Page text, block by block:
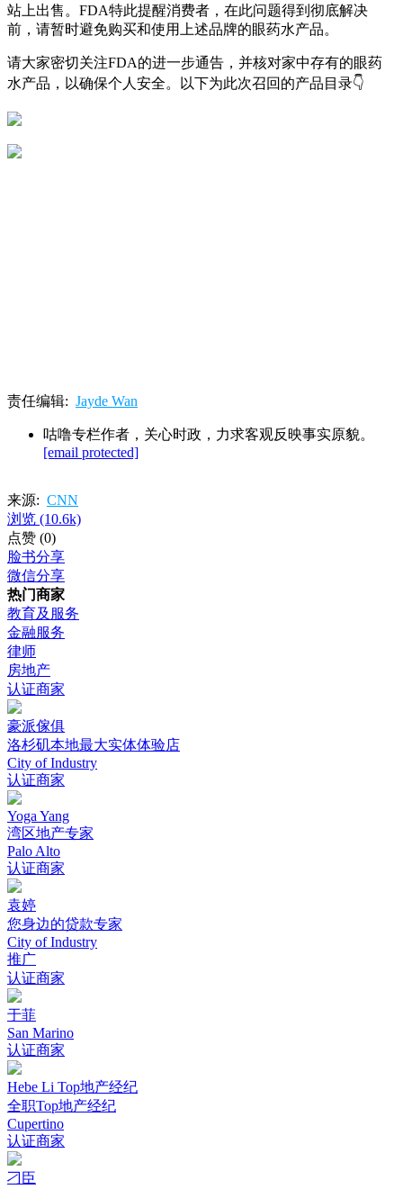
站上出售。FDA特此提醒消费者，在此问题得到彻底解决
前，请暂时避免购买和使用上述品牌的眼药水产品。
请大家密切关注FDA的进一步通告，并核对家中存有的眼药
水产品，以确保个人安全。以下为此次召回的产品目录👇
责任编辑: Jayde Wan
咕噜专栏作者，关心时政，力求客观反映事实原貌。
[email protected]
来源: CNN
浏览 (10.6k)
点赞 (0)
脸书分享
微信分享
热门商家
教育及服务
金融服务
律师
房地产
认证商家
豪派傢俱
洛杉矶本地最大实体体验店
City of Industry
认证商家
Yoga Yang
湾区地产专家
Palo Alto
认证商家
袁婷
您身边的贷款专家
City of Industry
推广
认证商家
于菲
San Marino
认证商家
Hebe Li Top地产经纪
全职Top地产经纪
Cupertino
认证商家
刁臣